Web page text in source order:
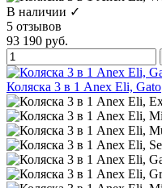
В наличии ✓
5 отзывов
93 190 руб.
Коляска 3 в 1 Anex Eli, Gato